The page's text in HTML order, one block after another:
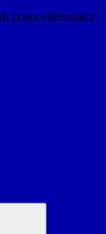
posta elettronica!